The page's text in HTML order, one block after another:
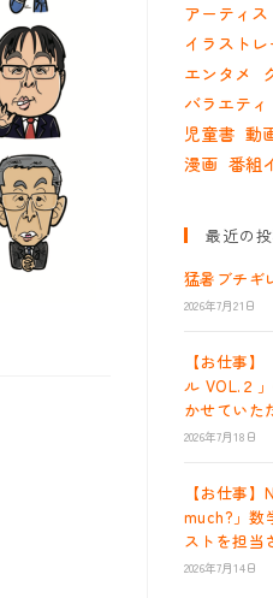
アーティス
イラストレ
エンタメ
バラエティ
児童書 動
漫画 番組
最近の
猛暑ブチギ
2026年7月21日
【お仕事
ル VOL.２
かせていた
2026年7月18日
【お仕事
much?」数
ストを担当
2026年7月14日